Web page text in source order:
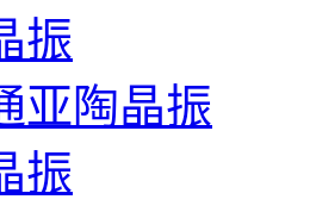
振
亚陶晶振
振